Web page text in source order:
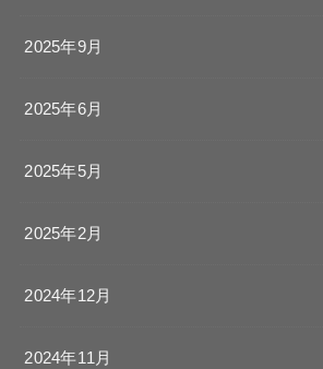
2025年9月
2025年6月
2025年5月
2025年2月
2024年12月
2024年11月